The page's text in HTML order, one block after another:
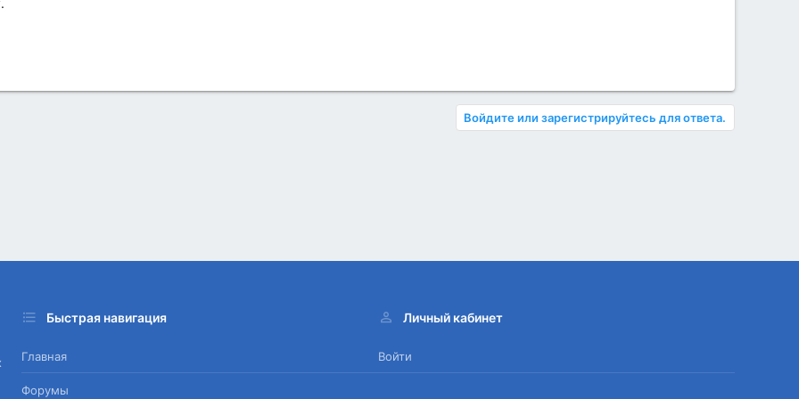
Войдите или зарегистрируйтесь для ответа.
Быстрая навигация
Главная
Форумы
Личный кабинет
Войти